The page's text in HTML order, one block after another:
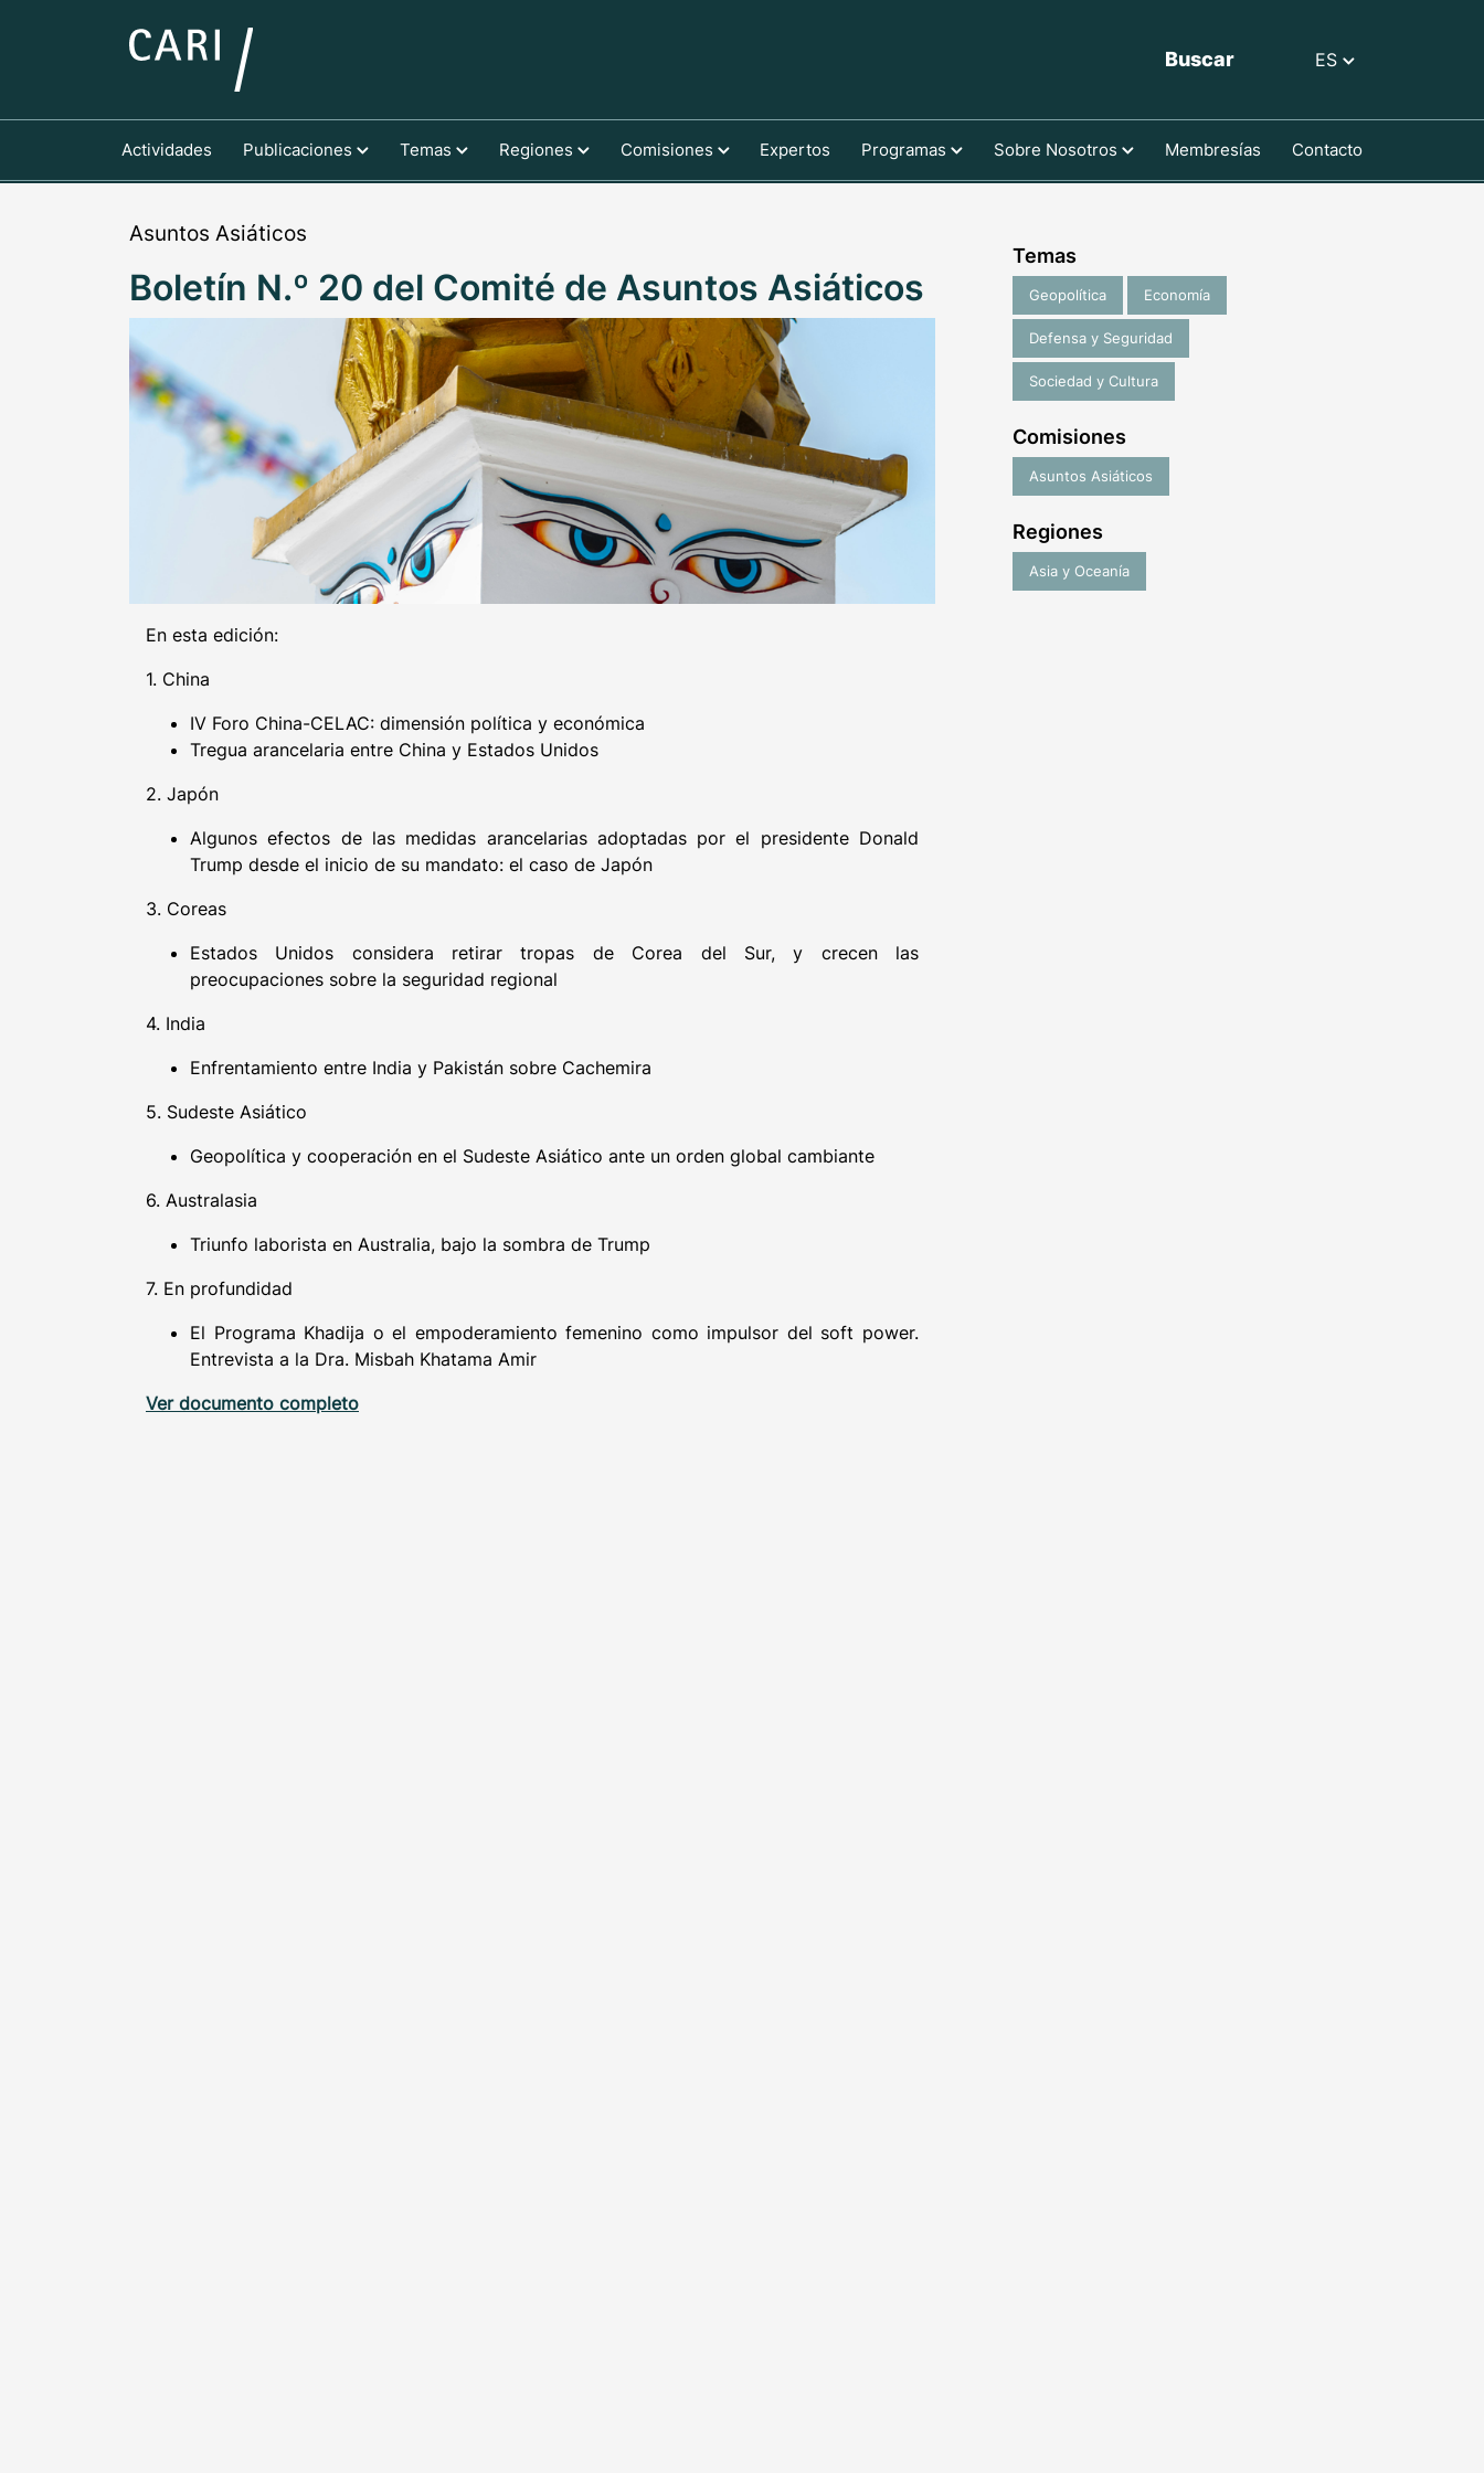
Buscar ES
Actividades Publicaciones Temas Regiones Comisiones Expertos Programas Sobre Nosotros Membresías Contacto
Asuntos Asiáticos
Boletín N.º 20 del Comité de Asuntos Asiáticos
En esta edición:
1. China
IV Foro China-CELAC: dimensión política y económica
Tregua arancelaria entre China y Estados Unidos
2. Japón
Algunos efectos de las medidas arancelarias adoptadas por el presidente Donald
Trump desde el inicio de su mandato: el caso de Japón
3. Coreas
Estados Unidos considera retirar tropas de Corea del Sur, y crecen las
preocupaciones sobre la seguridad regional
4. India
Enfrentamiento entre India y Pakistán sobre Cachemira
5. Sudeste Asiático
Geopolítica y cooperación en el Sudeste Asiático ante un orden global cambiante
6. Australasia
Triunfo laborista en Australia, bajo la sombra de Trump
7. En profundidad
El Programa Khadija o el empoderamiento femenino como impulsor del soft power.
Entrevista a la Dra. Misbah Khatama Amir
Ver documento completo
Temas
Geopolítica Economía
Defensa y Seguridad
Sociedad y Cultura
Comisiones
Asuntos Asiáticos
Regiones
Asia y Oceanía